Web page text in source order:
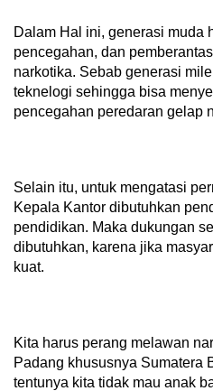
Dalam Hal ini, generasi muda
pencegahan, dan
narkotika. Sebab generasi
teknelogi sehingga bisa
pencegahan peredaran gelap
Selain itu, untuk mengatasi
Kepala Kantor dibutuhkan
pendidikan. Maka dukungan
dibutuhkan, karena jika
kuat.
Kita harus perang melawan
Padang khususnya Sumatera
tentunya kita tidak mau anak